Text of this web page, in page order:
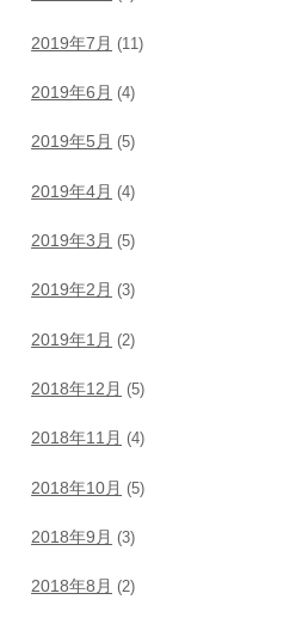
2019年7月 (11)
2019年6月 (4)
2019年5月 (5)
2019年4月 (4)
2019年3月 (5)
2019年2月 (3)
2019年1月 (2)
2018年12月 (5)
2018年11月 (4)
2018年10月 (5)
2018年9月 (3)
2018年8月 (2)